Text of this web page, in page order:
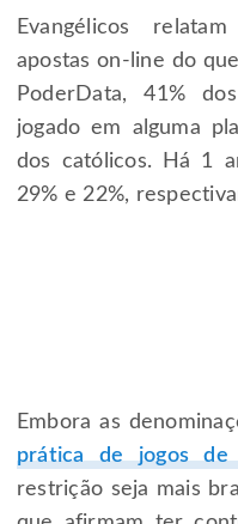
Evangélicos
apostas on-line do
PoderData, 41%
jogado em alguma
dos católicos. Há 1
29% e 22%,
Embora as
prática de jogos de
restrição seja mais